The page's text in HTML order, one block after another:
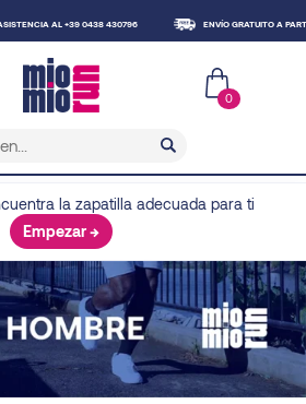
AL +39 0438 430796 ENVÍO GRATUITO A PARTIR DE
0
la zapatilla adecuada para ti
Empezar →